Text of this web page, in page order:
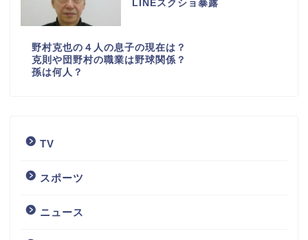
LINEスクショ暴露
野村克也の４人の息子の現在は？
克則や団野村の職業は野球関係？
孫は何人？
TV
スポーツ
ニュース